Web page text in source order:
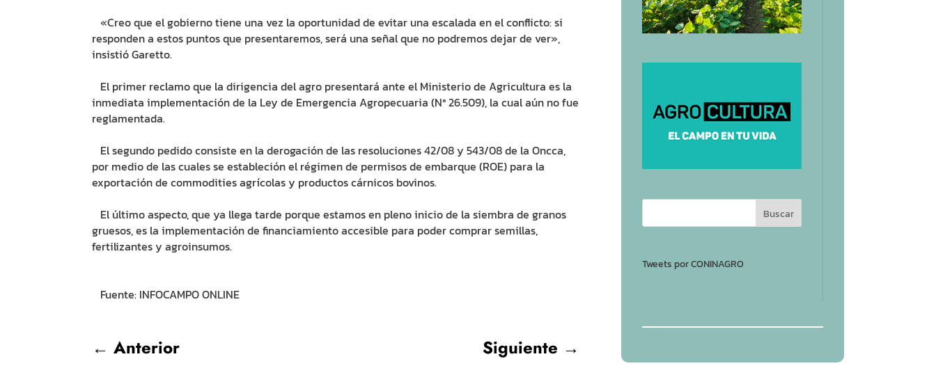
«Creo que el gobierno tiene una vez la oportunidad de evitar una escalada en el conflicto: si
responden a estos puntos que presentaremos, será una señal que no podremos dejar de ver»,
insistió Garetto.
El primer reclamo que la dirigencia del agro presentará ante el Ministerio de Agricultura es la
inmediata implementación de la Ley de Emergencia Agropecuaria (Nª 26.509), la cual aún no fue
reglamentada.
El segundo pedido consiste en la derogación de las resoluciones 42/08 y 543/08 de la Oncca,
por medio de las cuales se estableción el régimen de permisos de embarque (ROE) para la
exportación de commodities agrícolas y productos cárnicos bovinos.
El último aspecto, que ya llega tarde porque estamos en pleno inicio de la siembra de granos
gruesos, es la implementación de financiamiento accesible para poder comprar semillas,
fertilizantes y agroinsumos.
Fuente: INFOCAMPO ONLINE
← Anterior Siguiente →
Tweets por CONINAGRO